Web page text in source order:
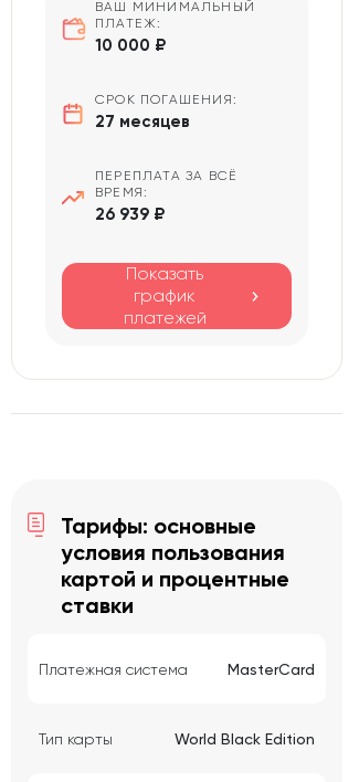
ВАШ МИНИМАЛЬНЫЙ
ПЛАТЕЖ:
10 000 ₽
СРОК ПОГАШЕНИЯ:
27 месяцев
ПЕРЕПЛАТА ЗА ВСЁ
ВРЕМЯ:
26 939 ₽
Показать
график
платежей
Тарифы: основные
условия пользования
картой и процентные
ставки
Платежная система MasterCard
Тип карты World Black Edition